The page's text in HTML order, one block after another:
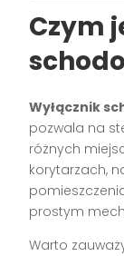
Czym
Wyłącznik
pozwala na
różnych
korytarzach,
prostym
Warto